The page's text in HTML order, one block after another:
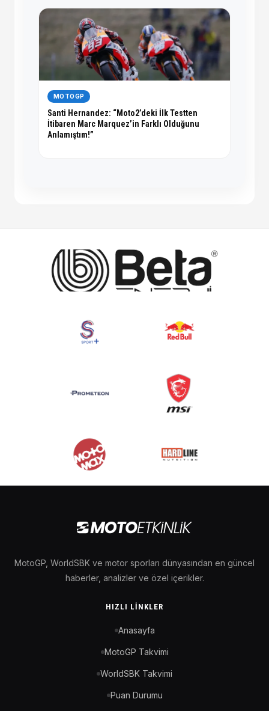
MOTOGP
Santi Hernandez: “Moto2’deki İlk Testten
İtibaren Marc Marquez’in Farklı Olduğunu
Anlamıştım!”
MotoGP, WorldSBK ve motor sporları dünyasından en güncel
haberler, analizler ve özel içerikler.
HIZLI LINKLER
Anasayfa
MotoGP Takvimi
WorldSBK Takvimi
Puan Durumu